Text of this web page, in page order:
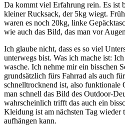
Da kommt viel Erfahrung rein. Es ist
kleiner Rucksack, der 5kg wiegt.
waren es noch 20kg, linke
wie auch das Bild, das man vor
Ich glaube nicht, dass es so viel
unterwegs bist. Was ich mache ist:
wasche. Ich nehme mir ein bisschen
grundsätzlich fürs Fahrrad als auch
schnelltrocknend ist, also
man schnell das Bild des Outdoor-
wahrscheinlich trifft das auch ein
Kleidung ist am nächsten Tag wieder
aufhängen kann.